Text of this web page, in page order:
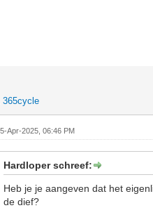
365cycle
Apr-2025, 06:46 PM
Hardloper schreef:
Heb je je aangeven dat het
de dief?